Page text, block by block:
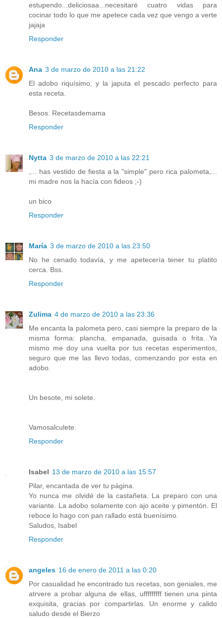
estupendo...deliciosaa...necesitaré cuatro vidas para
cocinar todo lo que me apetece cada vez que vengo a verte
jajaja
Responder
Ana 3 de marzo de 2010 a las 21:22
El adobo riquísimo, y la japuta el pescado perfecto para
esta receta.
Besos. Recetasdemama
Responder
Nytta 3 de marzo de 2010 a las 22:21
,... has vestido de fiesta a la "simple" pero rica palometa,...
mi madre nos la hacía con fideos ;-)
un bico
Responder
María 3 de marzo de 2010 a las 23:50
No he cenado todavía, y me apetecería tener tu platito
cerca. Bss.
Responder
Zulima 4 de marzo de 2010 a las 23:36
Me encanta la palometa pero, casi siempre la preparo de la
misma forma: plancha, empanada, guisada o frita...Ya
mismo me doy una vuelta por tus recetas esperimentos,
seguro que me las llevo todas, comenzando por esta en
adobo.
Un besote, mi solete.
Vamosalculete.
Responder
Isabel 13 de marzo de 2010 a las 15:57
Pilar, encantada de ver tu página.
Yo nunca me olvidé de la castañeta. La preparo con una
variante. La adobo solamente con ajo aceite y pimentón. El
reboce lo hago con pan rallado está buenísimo.
Saludos, Isabel
Responder
angeles 16 de enero de 2011 a las 0:20
Por casualidad he encontrado tus recetas, son geniales, me
atrvere a probar alguna de ellas, ufffffffff tienen una pinta
exquisita, gracias por compartirlas. Un enorme y calido
saludo desde el Bierzo